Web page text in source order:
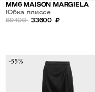
MM6 MAISON MARGIELA
Юбка плиссе
89400 33600 ₽
-55%